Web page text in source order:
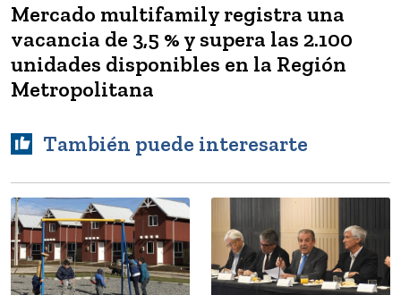
Mercado multifamily registra una
vacancia de 3,5 % y supera las 2.100
unidades disponibles en la Región
Metropolitana
También puede interesarte